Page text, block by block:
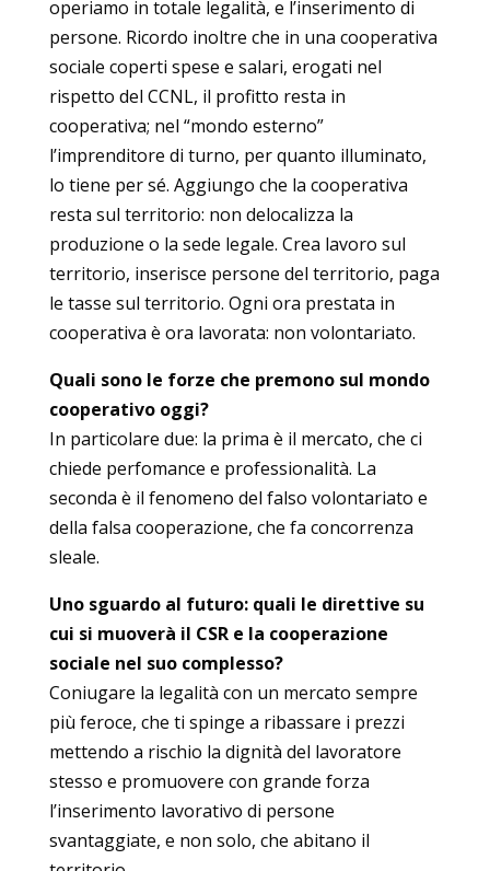
operiamo in totale legalità, e l’inserimento di
persone. Ricordo inoltre che in una cooperativa
sociale coperti spese e salari, erogati nel
rispetto del CCNL, il profitto resta in
cooperativa; nel “mondo esterno”
l’imprenditore di turno, per quanto illuminato,
lo tiene per sé. Aggiungo che la cooperativa
resta sul territorio: non delocalizza la
produzione o la sede legale. Crea lavoro sul
territorio, inserisce persone del territorio, paga
le tasse sul territorio. Ogni ora prestata in
cooperativa è ora lavorata: non volontariato.
Quali sono le forze che premono sul mondo
cooperativo oggi?
In particolare due: la prima è il mercato, che ci
chiede perfomance e professionalità. La
seconda è il fenomeno del falso volontariato e
della falsa cooperazione, che fa concorrenza
sleale.
Uno sguardo al futuro: quali le direttive su
cui si muoverà il CSR e la cooperazione
sociale nel suo complesso?
Coniugare la legalità con un mercato sempre
più feroce, che ti spinge a ribassare i prezzi
mettendo a rischio la dignità del lavoratore
stesso e promuovere con grande forza
l’inserimento lavorativo di persone
svantaggiate, e non solo, che abitano il